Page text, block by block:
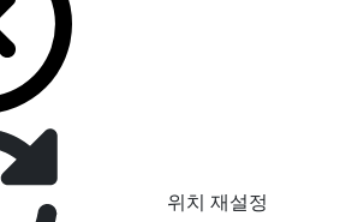
위치 재설정